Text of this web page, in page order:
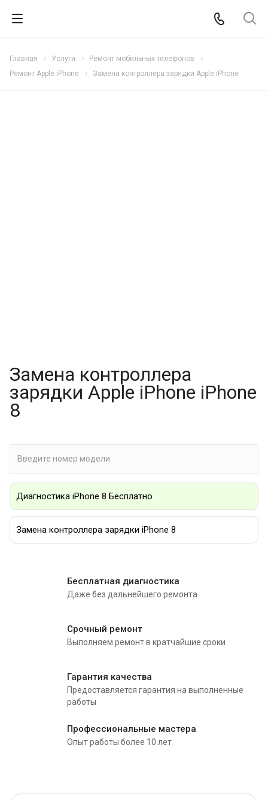
Главная Услуги
Ремонт мобильных телефонов
Ремонт Apple iPhone
Замена контроллера зарядки Apple iPhone
Замена контроллера
зарядки Apple iPhone iPhone
8
Диагностика iPhone 8 Бесплатно
Замена контроллера зарядки iPhone 8
Бесплатная диагностика
Даже без дальнейшего ремонта
Срочный ремонт
Выполняем ремонт в кратчайшие сроки
Гарантия качества
Предоставляется гарантия на выполненные
работы
Профессиональные мастера
Опыт работы более 10 лет